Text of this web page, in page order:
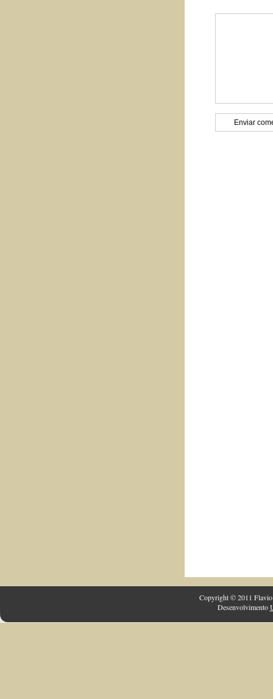
Copyright © 2011 Flavio
Desenvolvimento